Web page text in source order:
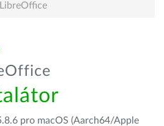
pro macOS (Aarch64/Apple